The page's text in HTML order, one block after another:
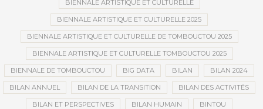
BIENNALE ARTISTIQUE ET CULTURELLE
BIENNALE ARTISTIQUE ET CULTURELLE 2025
BIENNALE ARTISTIQUE ET CULTURELLE DE TOMBOUCTOU 2025
BIENNALE ARTISTIQUE ET CULTURELLE TOMBOUCTOU 2025
BIENNALE DE TOMBOUCTOU BIG DATA BILAN BILAN 2024
BILAN ANNUEL BILAN DE LA TRANSITION BILAN DES ACTIVITÉS
BILAN ET PERSPECTIVES BILAN HUMAIN BINTOU